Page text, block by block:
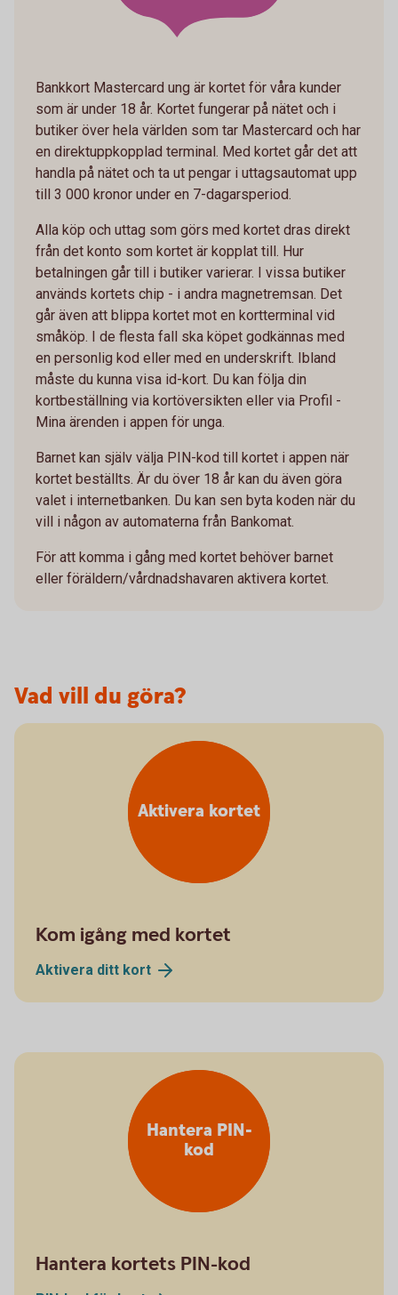
Bankkort Mastercard ung är kortet för våra kunder
som är under 18 år. Kortet fungerar på nätet och i
butiker över hela världen som tar Mastercard och har
en direktuppkopplad terminal. Med kortet går det att
handla på nätet och ta ut pengar i uttagsautomat upp
till 3 000 kronor under en 7-dagarsperiod.
Alla köp och uttag som görs med kortet dras direkt
från det konto som kortet är kopplat till. Hur
betalningen går till i butiker varierar. I vissa butiker
används kortets chip - i andra magnetremsan. Det
går även att blippa kortet mot en kortterminal vid
småköp. I de flesta fall ska köpet godkännas med
en personlig kod eller med en underskrift. Ibland
måste du kunna visa id-kort. Du kan följa din
kortbeställning via kortöversikten eller via Profil -
Mina ärenden i appen för unga.
Barnet kan själv välja PIN-kod till kortet i appen när
kortet beställts. Är du över 18 år kan du även göra
valet i internetbanken. Du kan sen byta koden när du
vill i någon av automaterna från Bankomat.
För att komma i gång med kortet behöver barnet
eller föräldern/vårdnadshavaren aktivera kortet.
Vad vill du göra?
Aktivera kortet
Kom igång med kortet
Aktivera ditt kort
Hantera PIN-
kod
Hantera kortets PIN-kod